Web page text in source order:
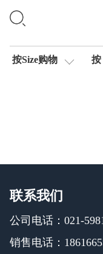
信号测试仪
按Size购物 按
联系我们
公司电话：021-
销售电话：